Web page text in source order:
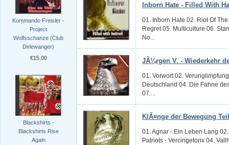
Kommando Freisler -
Project
Wolfsschanze (Club
Dirlewanger)
€15.00
Blackshirts -
Blackshirts Rise
Again
Inborn Hate - Filled With
01. Inborn Hate 02. Riot Of
Regret 05. Multiculture 06.
No...
JÃ¼rgen V. - Wiederkehr
01. Vorwort 02.
Deutschland 04. Die Fahne
07....
KlÃ¤nge der Bewegung
01. Agnar - Ein Leben Lang
Patriots - Vercingetorix 04.